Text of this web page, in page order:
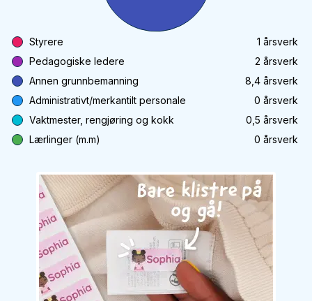
Styrere 1 årsverk
Pedagogiske ledere
2 årsverk
Annen grunnbemanning
8,4 årsverk
Administrativt/merkantilt personale
0 årsverk
Vaktmester, rengjøring og kokk
0,5 årsverk
Lærlinger (m.m)
0 årsverk